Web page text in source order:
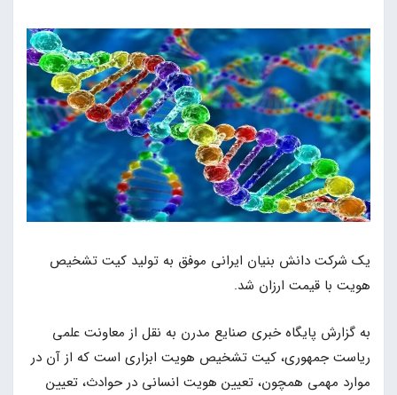
یک شرکت دانش بنیان ایرانی موفق به تولید کیت تشخیص
هویت با قیمت ارزان شد.
به گزارش پایگاه خبری صنایع مدرن به نقل از معاونت علمی
ریاست جمهوری، کیت تشخیص هویت ابزاری است که از آن در
موارد مهمی همچون، تعیین هویت انسانی در حوادث، تعیین